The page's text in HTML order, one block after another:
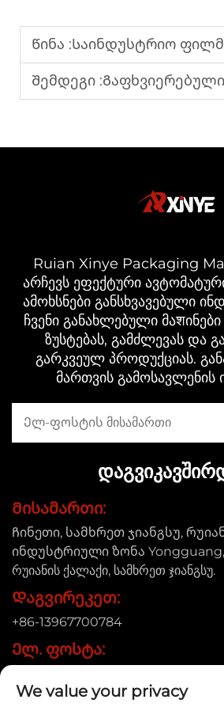
Წინა :Საინდუსტრიო ფილმის გამოყენების ხაზებში
Შემდეგი :Გაფხვიერებული ფილმის ექსტრუდერების კონფიგურაცია ერთგვაროვანი
Ruian Xinye Packaging
არჩევს ეფექტური
ამოხსნები განსხვავებული
ჩვენი განახლებული
ზუსტებას, გამძლევას და
გარკვეულ პროდუქციას.
მართვის გამოსავლენის
Მისამართი:
Ჩინეთი, სამხრეთ ჯიანგსუ,
ინდუსტრიული ზონა
რუიანის ქალაქი, სამხრეთ ჯიანგსუ.
Დაგვირეკეთ:
+86-13967700784
Ელ. ფოსტა:
We value your privacy